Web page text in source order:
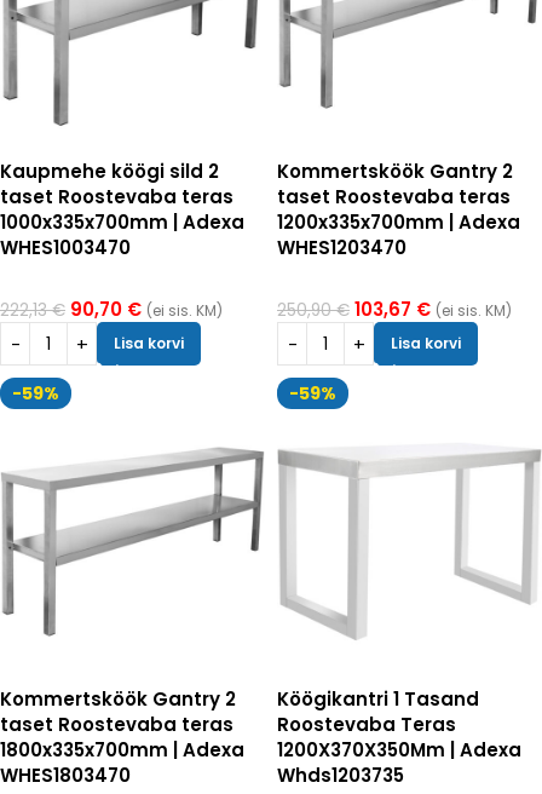
Kaupmehe köögi sild 2
taset Roostevaba teras
1000x335x700mm | Adexa
WHES1003470
222,13€ 90,70 € (ei sis. KM)
Lisa korvi
Kommertsköök Gantry 2
taset Roostevaba teras
1200x335x700mm | Adexa
WHES1203470
250,90€ 103,67 € (ei sis. KM)
Lisa korvi
-59%
Kommertsköök Gantry 2
taset Roostevaba teras
1800x335x700mm | Adexa
WHES1803470
-59%
Köögikantri 1 Tasand
Roostevaba Teras
1200X370X350Mm | Adexa
Whds1203735